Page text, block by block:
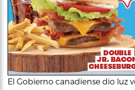
El Gobierno canadiense dio luz